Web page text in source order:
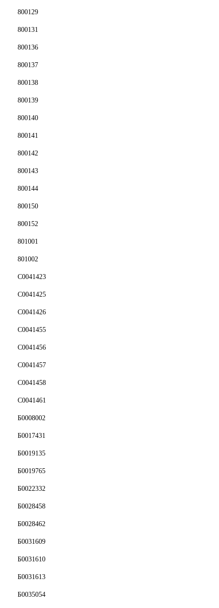
800129
800131
800136
800137
800138
800139
800140
800141
800142
800143
800144
800150
800152
801001
801002
C0041423
C0041425
C0041426
C0041455
C0041456
C0041457
C0041458
C0041461
Б0008002
Б0017431
Б0019135
Б0019765
Б0022332
Б0028458
Б0028462
Б0031609
Б0031610
Б0031613
Б0035054